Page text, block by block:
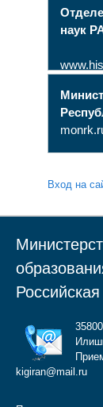
наук
Вход на
kigiran@mail.ru